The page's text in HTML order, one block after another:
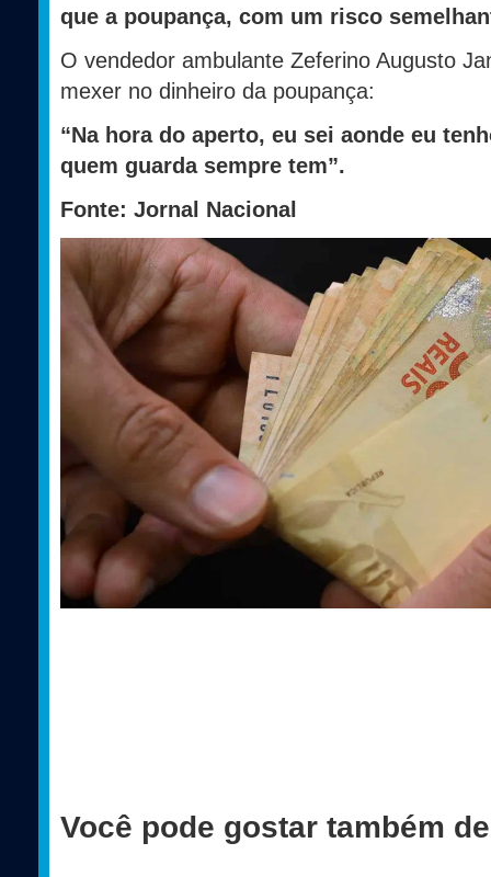
que a poupança, com um risco
O vendedor ambulante Zeferino Augusto
mexer no dinheiro da poupança:
“Na hora do aperto, eu sei aonde eu
quem guarda sempre tem”.
Fonte: Jornal Nacional
Você pode gostar também